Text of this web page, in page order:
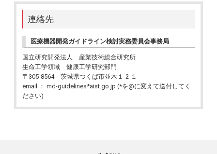
連絡先
医療機器開発ガイドライン検討実務委員会事務局
国立研究開発法人 産業技術総合研究所
生命工学領域 健康工学研究部門
〒305-8564 茨城県つくば市並木１-2-１
email ： md-guidelines*aist.go.jp (*を@に変えて送付してく
ださい)